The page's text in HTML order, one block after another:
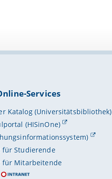
Services
Katalog (Universitätsbibliothek)
(HISinOne)
für Studierende
für Mitarbeitende